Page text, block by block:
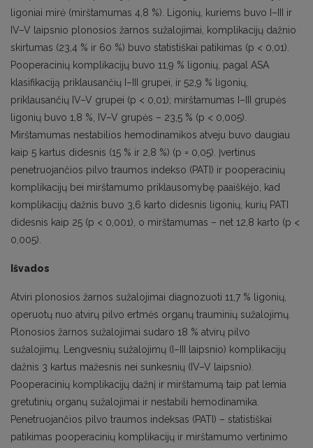
ligoniai mirė (mirštamumas 4,8 %). Ligonių, kuriems buvo I–III ir
IV–V laipsnio plonosios žarnos sužalojimai, komplikacijų dažnio
skirtumas (23,4 % ir 60 %) buvo statistiškai patikimas (p < 0,01).
Pooperacinių komplikacijų buvo 11,9 % ligonių, pagal ASA
klasifikaciją priklausančių I–III grupei, ir 52,9 % ligonių,
priklausančių IV–V grupei (p < 0,01); mirštamumas I–III grupės
ligonių buvo 1,8 %, IV–V grupės – 23,5 % (p < 0,005).
Mirštamumas nestabilios hemodinamikos atveju buvo daugiau
kaip 5 kartus didesnis (15 % ir 2,8 %) (p = 0,05). Įvertinus
penetruojančios pilvo traumos indekso (PATI) ir pooperacinių
komplikacijų bei mirštamumo priklausomybę paaiškėjo, kad
komplikacijų dažnis buvo 3,6 karto didesnis ligonių, kurių PATI
didesnis kaip 25 (p < 0,001), o mirštamumas – net 12,8 karto (p <
0,005).
Išvados
Atviri plonosios žarnos sužalojimai diagnozuoti 11,7 % ligonių,
operuotų nuo atvirų pilvo ertmės organų trauminių sužalojimų.
Plonosios žarnos sužalojimai sudaro 18 % atvirų pilvo
sužalojimų. Lengvesnių sužalojimų (I–III laipsnio) komplikacijų
dažnis 3 kartus mažesnis nei sunkesnių (IV–V laipsnio).
Pooperacinių komplikacijų dažnį ir mirštamumą taip pat lemia
gretutinių organų sužalojimai ir nestabili hemodinamika.
Penetruojančios pilvo traumos indeksas (PATI) – statistiškai
patikimas pooperacinių komplikacijų ir mirštamumo vertinimo